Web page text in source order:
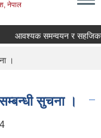
नेपाल
समन्वयन र सहजिकरण
।
सुचना ।